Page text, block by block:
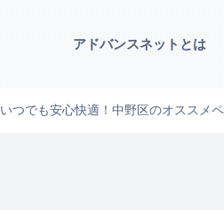
アドバンスネットとは
いつでも安心快適！中野区のオススメ